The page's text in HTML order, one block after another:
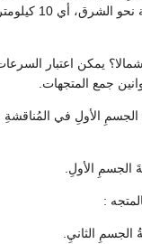
يمكن اعتبار
جمع المتجهات.
الأولِ في المُناقشةِ
: